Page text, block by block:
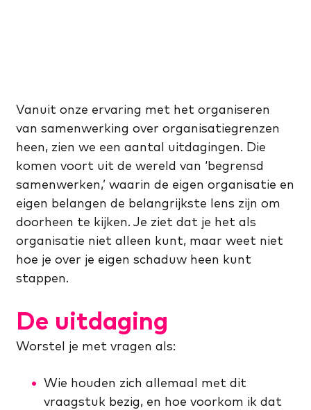
Vanuit onze ervaring met het organiseren
van samenwerking over organisatiegrenzen
heen, zien we een aantal uitdagingen. Die
komen voort uit de wereld van ‘begrensd
samenwerken,’ waarin de eigen organisatie en
eigen belangen de belangrijkste lens zijn om
doorheen te kijken. Je ziet dat je het als
organisatie niet alleen kunt, maar weet niet
hoe je over je eigen schaduw heen kunt
stappen.
De uitdaging
Worstel je met vragen als:
Wie houden zich allemaal met dit
vraagstuk bezig, en hoe voorkom ik dat